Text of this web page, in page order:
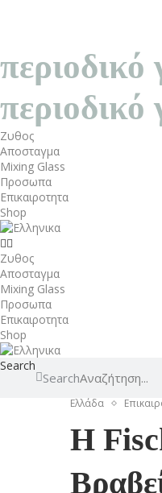
Ζυθος
Αποσταγμα
Mixing Glass
Προσωπα
Επικαιροτητα
Shop
Ζυθος
Αποσταγμα
Mixing Glass
Προσωπα
Επικαιροτητα
Shop
Search
Search
Ελλάδα
Η